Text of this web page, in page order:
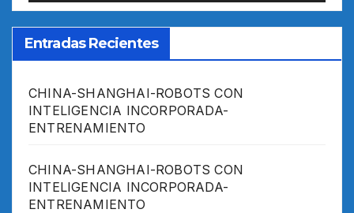
Entradas Recientes
CHINA-SHANGHAI-ROBOTS CON
INTELIGENCIA INCORPORADA-
ENTRENAMIENTO
CHINA-SHANGHAI-ROBOTS CON
INTELIGENCIA INCORPORADA-
ENTRENAMIENTO